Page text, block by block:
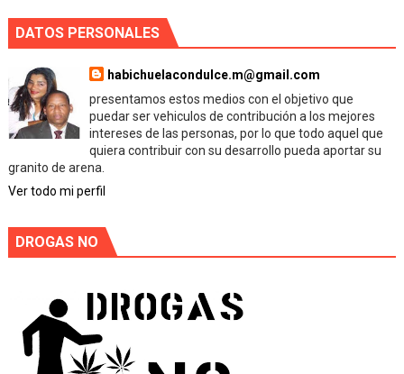
DATOS PERSONALES
habichuelacondulce.m@gmail.com
presentamos estos medios con el objetivo que
puedar ser vehiculos de contribución a los mejores
intereses de las personas, por lo que todo aquel que
quiera contribuir con su desarrollo pueda aportar su
granito de arena.
Ver todo mi perfil
DROGAS NO